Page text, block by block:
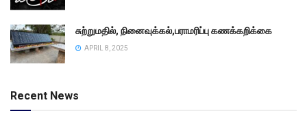
சுற்றுமதில், நினைவுக்கல்,பராமரிப்பு கணக்கறிக்கை
APRIL 8, 2025
Recent News